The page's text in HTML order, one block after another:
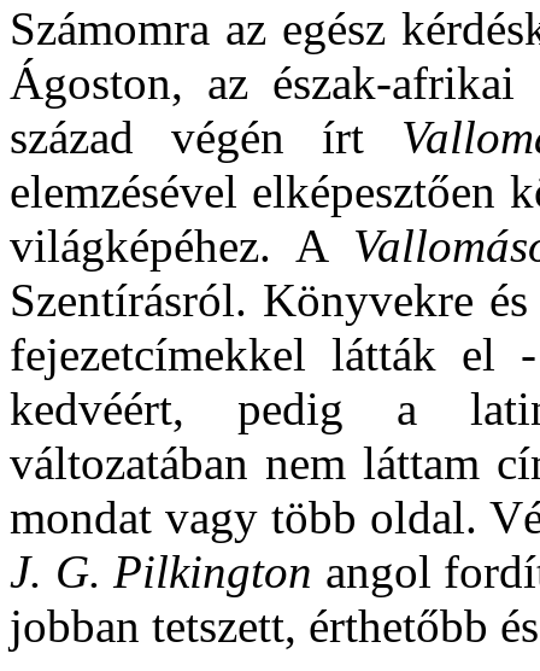
Számomra az egész
Ágoston, az észak-
század végén írt
elemzésével elképesztően
világképéhez. A
Szentírásról. Könyvekre
fejezetcímekkel látták el
kedvéért, pedig a
változatában nem láttam
mondat vagy több oldal.
J. G. Pilkington angol
jobban tetszett, érthetőbb